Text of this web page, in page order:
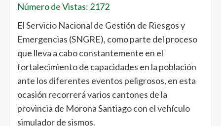
Número de Vistas: 2172
El Servicio Nacional de Gestión de Riesgos y
Emergencias (SNGRE), como parte del proceso
que lleva a cabo constantemente en el
fortalecimiento de capacidades en la población
ante los diferentes eventos peligrosos, en esta
ocasión recorrerá varios cantones de la
provincia de Morona Santiago con el vehículo
simulador de sismos.